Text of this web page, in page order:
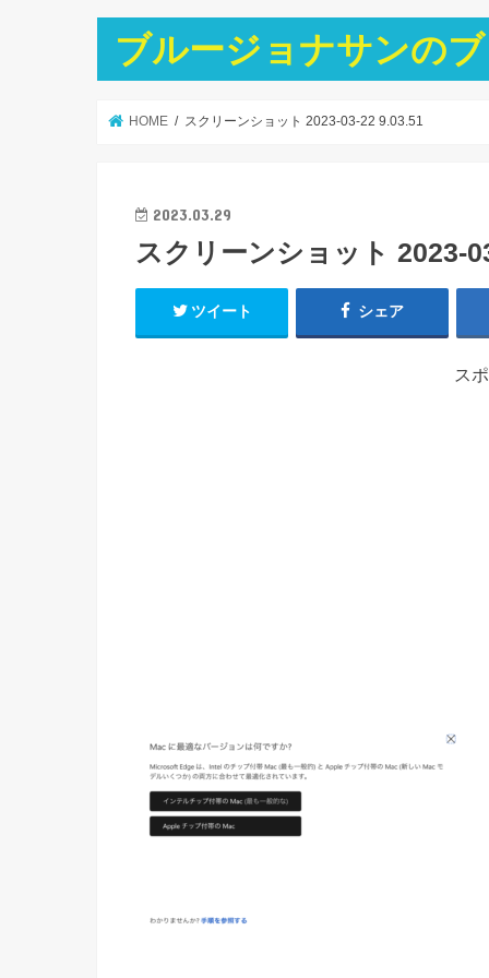
ブルージョナサンの
HOME スクリーンショット 2023-03-22 9.03.51
2023.03.29
スクリーンショット 2023-
ツイート シェア
ス